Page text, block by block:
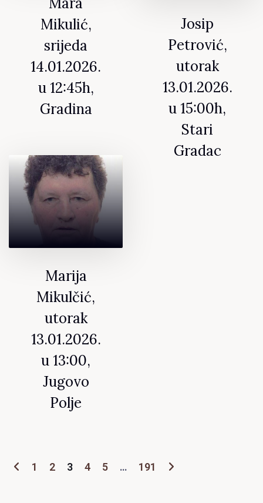
Mikulić,
srijeda
14.01.2026.
u 12:45h,
Gradina
Josip
Petrović,
utorak
13.01.2026.
u 15:00h,
Stari
Gradac
Marija
Mikulčić,
utorak
13.01.2026.
u 13:00,
Jugovo
Polje
1 2 3 4 5 … 191